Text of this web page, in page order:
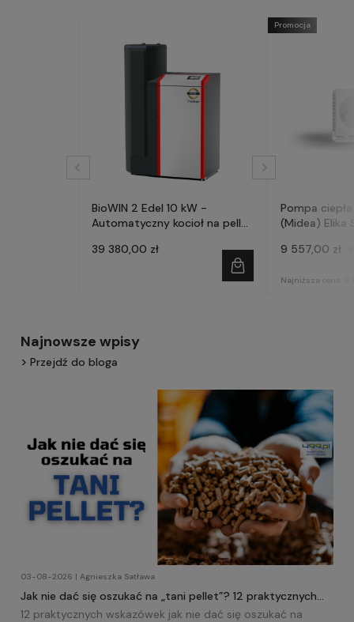
BioWIN 2 Edel 10 kW -
Automatyczny kocioł na pellet
39 380,00 zł
Pompa
(Midea) Elika
9 557,00 zł
Najniższa cena:
Promocja
Najnowsze wpisy
Przejdź do bloga
03-08-2026 | Agnieszka Satława
Jak nie dać się oszukać na „tani pellet”? 12 praktycznych
wskazówek!
12 praktycznych wskazówek jak nie dać się oszukać na